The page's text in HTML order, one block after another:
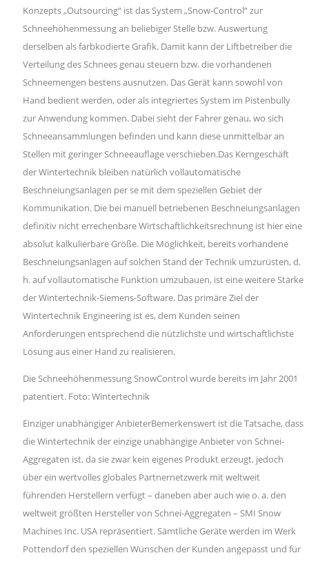
Konzepts „Outsourcing“ ist das System „Snow-Control“ zur
Schneehöhenmessung an beliebiger Stelle bzw. Auswertung
derselben als farbkodierte Grafik. Damit kann der Liftbetreiber die
Verteilung des Schnees genau steuern bzw. die vorhandenen
Schneemengen bestens ausnutzen. Das Gerät kann sowohl von
Hand bedient werden, oder als integriertes System im Pistenbully
zur Anwendung kommen. Dabei sieht der Fahrer genau, wo sich
Schneeansammlungen befinden und kann diese unmittelbar an
Stellen mit geringer Schneeauflage verschieben.Das Kerngeschäft
der Wintertechnik bleiben natürlich vollautomatische
Beschneiungsanlagen per se mit dem speziellen Gebiet der
Kommunikation. Die bei manuell betriebenen Beschneiungsanlagen
definitiv nicht errechenbare Wirtschaftlichkeitsrechnung ist hier eine
absolut kalkulierbare Größe. Die Möglichkeit, bereits vorhandene
Beschneiungsanlagen auf solchen Stand der Technik umzurüsten, d.
h. auf vollautomatische Funktion umzubauen, ist eine weitere Stärke
der Wintertechnik-Siemens-Software. Das primäre Ziel der
Wintertechnik Engineering ist es, dem Kunden seinen
Anforderungen entsprechend die nützlichste und wirtschaftlichste
Lösung aus einer Hand zu realisieren.
Die Schneehöhenmessung SnowControl wurde bereits im Jahr 2001
patentiert. Foto: Wintertechnik
Einziger unabhängiger AnbieterBemerkenswert ist die Tatsache, dass
die Wintertechnik der einzige unabhängige Anbieter von Schnei-
Aggregaten ist, da sie zwar kein eigenes Produkt erzeugt, jedoch
über ein wertvolles globales Partnernetzwerk mit weltweit
führenden Herstellern verfügt – daneben aber auch wie o. a. den
weltweit größten Hersteller von Schnei-Aggregaten – SMI Snow
Machines Inc. USA repräsentiert. Sämtliche Geräte werden im Werk
Pottendorf den speziellen Wünschen der Kunden angepasst und für